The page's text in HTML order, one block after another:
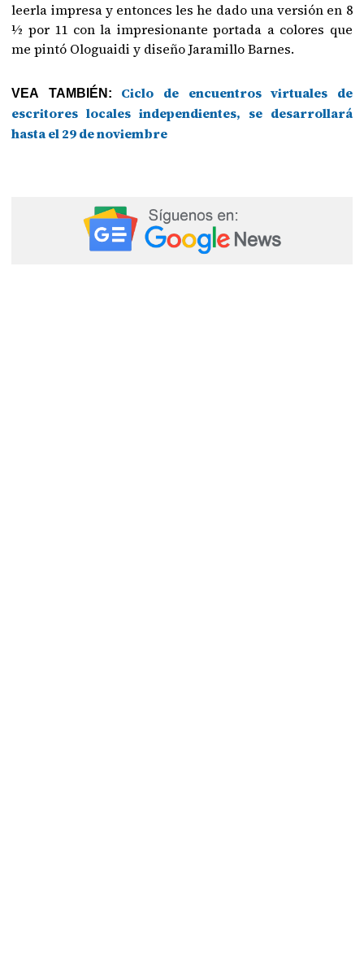
leerla impresa y entonces les he dado una versión en 8
½ por 11 con la impresionante portada a colores que
me pintó Ologuaidi y diseño Jaramillo Barnes.
VEA TAMBIÉN:
Ciclo de encuentros virtuales de
escritores locales independientes, se desarrollará
hasta el 29 de noviembre